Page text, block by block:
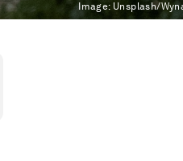
Image: Unsplash/